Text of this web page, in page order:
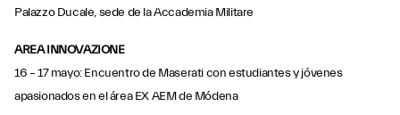
Palazzo Ducale, sede de la Accademia Militare
AREA INNOVAZIONE
16 – 17 mayo: Encuentro de Maserati con estudiantes y jóvenes
apasionados en el área EX AEM de Módena